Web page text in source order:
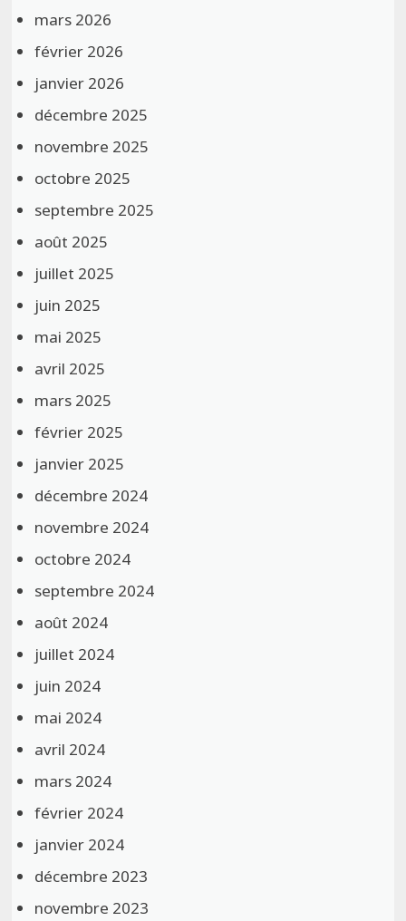
mars 2026
février 2026
janvier 2026
décembre 2025
novembre 2025
octobre 2025
septembre 2025
août 2025
juillet 2025
juin 2025
mai 2025
avril 2025
mars 2025
février 2025
janvier 2025
décembre 2024
novembre 2024
octobre 2024
septembre 2024
août 2024
juillet 2024
juin 2024
mai 2024
avril 2024
mars 2024
février 2024
janvier 2024
décembre 2023
novembre 2023